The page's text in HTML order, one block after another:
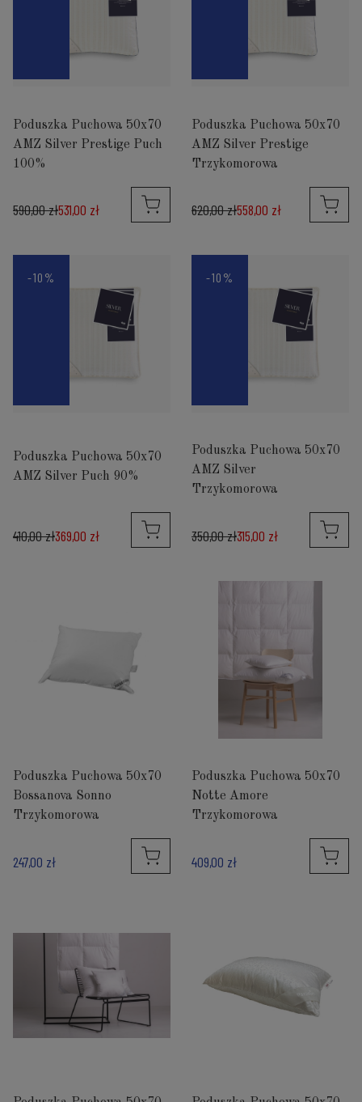
Poduszka Puchowa 50x70
AMZ Silver Prestige Puch
100%
531,00 zł
590,00 zł
Poduszka Puchowa 50x70
AMZ Silver Prestige
Trzykomorowa
558,00 zł
620,00 zł
-10%
Poduszka Puchowa 50x70
AMZ Silver Puch 90%
369,00 zł
410,00 zł
-10%
Poduszka Puchowa 50x70
AMZ Silver
Trzykomorowa
315,00 zł
350,00 zł
Poduszka Puchowa 50x70
Bossanova Sonno
Trzykomorowa
247,00 zł
Poduszka Puchowa 50x70
Notte Amore
Trzykomorowa
409,00 zł